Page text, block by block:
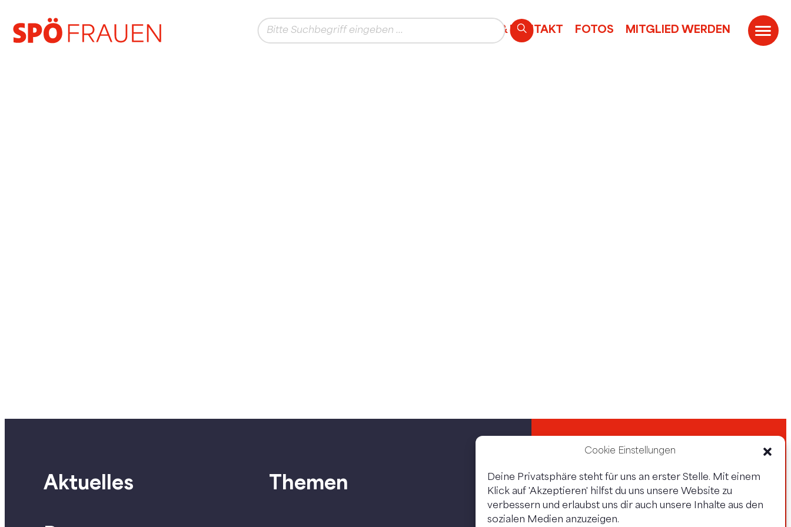
Cookie Einstellungen
Deine Privatsphäre steht für uns an erster Stelle. Mit einem
Klick auf 'Akzeptieren' hilfst du uns unsere Website zu
verbessern und erlaubst uns dir auch unsere Inhalte aus den
sozialen Medien anzuzeigen.
AKTUELLES TEAM & KONTAKT FOTOS MITGLIED WERDEN
Aktuelles Themen
Datenschutz